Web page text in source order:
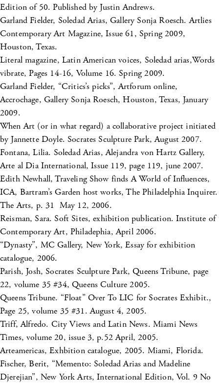
Edition of 50. Published by Justin Andrews.
Garland Fielder, Soledad Arias, Gallery Sonja Roesch. Artlies
Contemporary Art Magazine, Issue 61, Spring 2009,
Houston, Texas.
Literal magazine, Latin American voices, Soledad arias,Words
vibrate, Pages 14-16, Volume 16. Spring 2009.
Garland Fielder, “Critics’s picks”, Artforum online,
Accrochage, Gallery Sonja Roesch, Houston, Texas, January
2009.
When Art (or in what regard) a collaborative project initiated
by Jannette Doyle. Socrates Sculpture Park, August 2007.
Fontana, Lilia. Soledad Arias, Alejandra von Hartz Gallery,
Arte al Dia International, Issue 119, page 119, june 2007.
Edith Newhall, Traveling Show finds A World of Influences,
ICA, Bartram’s Garden host works, The Philadelphia Inquirer.
The Arts, p. 31 May 12, 2006.
Reisman, Sara. Soft Sites, exhibition publication. Institute of
Contemporary Art, Philadephia, April 2006.
“Dynasty”, MC Gallery, New York, Essay for exhibition
catalogue, 2006.
Parish, Josh, Socrates Sculpture Park, Queens Tribune, page
22, volume 35 #34, Queens Culture 2005.
Queens Tribune. “Float” Over To LIC for Socrates Exhibit.,
Page 25, volume 35 #31. August 4, 2005.
Triff, Alfredo. City Views and Latin News. Miami News
Times, volume 20, issue 3, p.52 April, 2005.
Arteamericas, Exhbition catalogue, 2005. Miami, Florida.
Fischer, Berit, “Memento: Soledad Arias and Madeline
Djerejian”, New York Arts, International Edition, Vol. 9 No